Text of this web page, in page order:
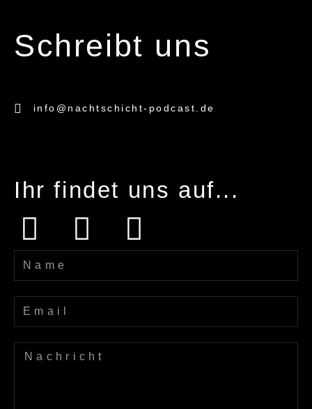
Schreibt uns
info@nachtschicht-podcast.de
Ihr findet uns auf...